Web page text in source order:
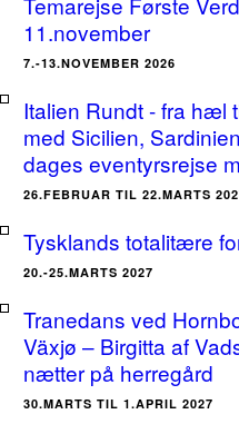
11.november
7.-13.NOVEMBER 2026
Italien Rundt - fra hæl
med Sicilien,
dages eventyrsrejse
26.FEBRUAR TIL 22.MARTS
Tysklands totalitære
20.-25.MARTS 2027
Tranedans ved
Växjø – Birgitta af
nætter på herregård
30.MARTS TIL 1.APRIL 2027